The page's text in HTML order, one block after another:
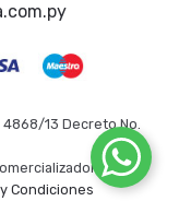
13 Decreto No.
de
Condiciones